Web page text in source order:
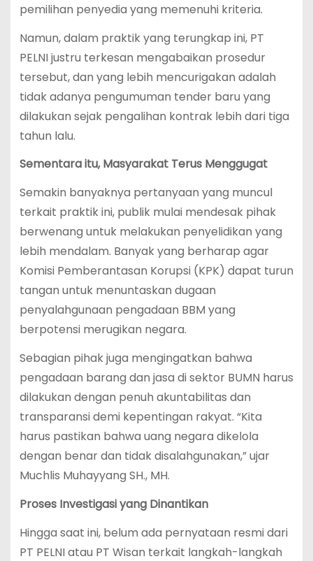
pemilihan penyedia yang memenuhi kriteria.
Namun, dalam praktik yang terungkap ini, PT
PELNI justru terkesan mengabaikan prosedur
tersebut, dan yang lebih mencurigakan adalah
tidak adanya pengumuman tender baru yang
dilakukan sejak pengalihan kontrak lebih dari tiga
tahun lalu.
Sementara itu, Masyarakat Terus Menggugat
Semakin banyaknya pertanyaan yang muncul
terkait praktik ini, publik mulai mendesak pihak
berwenang untuk melakukan penyelidikan yang
lebih mendalam. Banyak yang berharap agar
Komisi Pemberantasan Korupsi (KPK) dapat turun
tangan untuk menuntaskan dugaan
penyalahgunaan pengadaan BBM yang
berpotensi merugikan negara.
Sebagian pihak juga mengingatkan bahwa
pengadaan barang dan jasa di sektor BUMN harus
dilakukan dengan penuh akuntabilitas dan
transparansi demi kepentingan rakyat. “Kita
harus pastikan bahwa uang negara dikelola
dengan benar dan tidak disalahgunakan,” ujar
Muchlis Muhayyang SH., MH.
Proses Investigasi yang Dinantikan
Hingga saat ini, belum ada pernyataan resmi dari
PT PELNI atau PT Wisan terkait langkah-langkah